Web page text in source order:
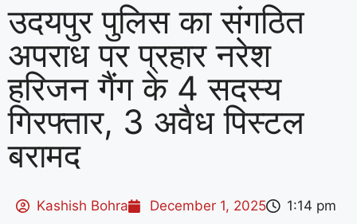
उदयपुर पुलिस का संगठित
अपराध पर प्रहार नरेश
हरिजन गैंग के 4 सदस्य
गिरफ्तार, 3 अवैध पिस्टल
बरामद
Kashish Bohra December 1, 2025 1:14 pm